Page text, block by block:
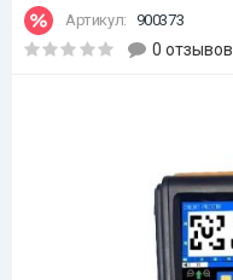
Артикул: 900373
0 отзывов